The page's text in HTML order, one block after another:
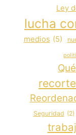
Ley
lucha
medios (5)
Seguridad (2)